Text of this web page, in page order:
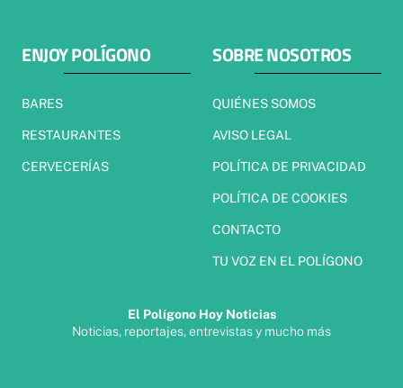
ENJOY POLÍGONO
BARES
RESTAURANTES
CERVECERÍAS
SOBRE NOSOTROS
QUIÉNES SOMOS
AVISO LEGAL
POLÍTICA DE PRIVACIDAD
POLÍTICA DE COOKIES
CONTACTO
TU VOZ EN EL POLÍGONO
El Polígono Hoy Noticias
Noticias, reportajes, entrevistas y mucho más